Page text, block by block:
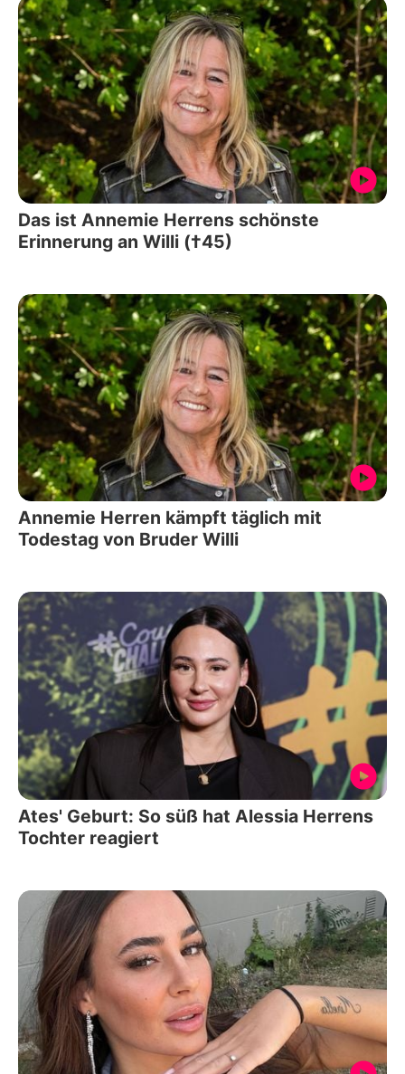
Das ist Annemie Herrens schönste
Erinnerung an Willi (†45)
Annemie Herren kämpft täglich mit
Todestag von Bruder Willi
Ates' Geburt: So süß hat Alessia Herrens
Tochter reagiert